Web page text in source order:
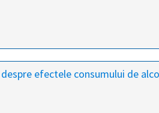
efectele consumului de